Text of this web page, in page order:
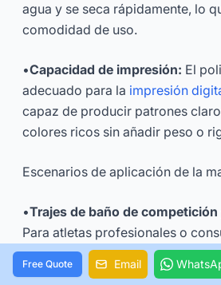
agua y se seca rápidamente, lo
comodidad de uso.
•Capacidad de impresión: El
adecuado para la impresión
capaz de producir patrones
colores ricos sin añadir peso o
Escenarios de aplicación de la
•Trajes de baño de
Para atletas profesionales o
nadan con frecuencia, los trajes
poliéster son la mejor opción. Las
Free Quote Email